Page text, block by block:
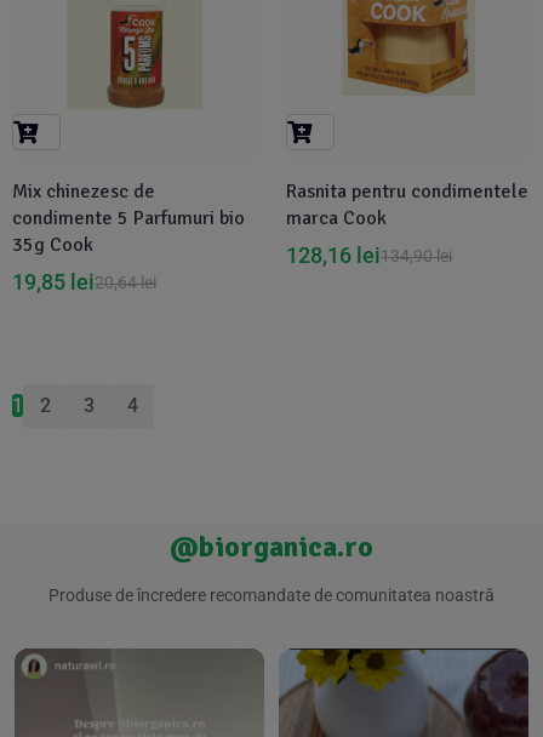
Mix chinezesc de
condimente 5 Parfumuri bio
35g Cook
20,64lei
19,85 lei
Rasnita pentru condimentele
marca Cook
134,90lei
128,16 lei
1 2 3 4
@biorganica.ro
Produse de încredere recomandate de comunitatea noastră